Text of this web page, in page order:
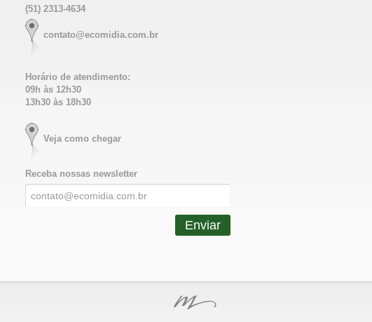
(51) 2313-4634
contato@ecomidia.com.br
Horário de atendimento:
09h às 12h30
13h30 às 18h30
Veja como chegar
Receba nossas newsletter